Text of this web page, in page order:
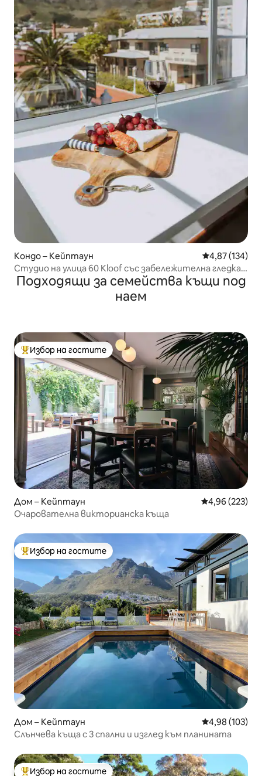
Кондо – Кейптаун Средна
4,87 (134)
Студио на улица 60 Kloof със забележителна гледка
към планината
Подходящи за семейства къщи под
наем
Най-популярен избор на гостите
Избор на гостите
Дом – Кейптаун Средна
4,96 (223)
Очарователна викторианска къща
Най-популярен избор на гостите
Избор на гостите
Дом – Кейптаун Средна
4,98 (103)
Слънчева къща с 3 спални и изглед към планината
Избор на гостите